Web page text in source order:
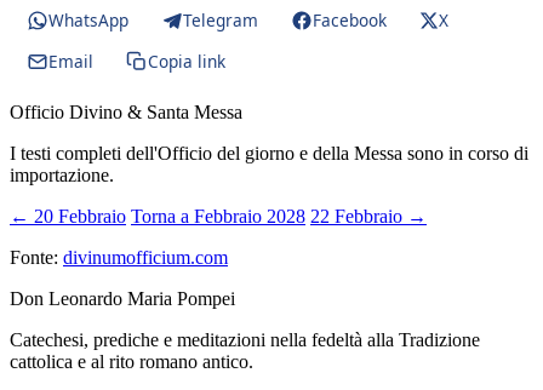
WhatsApp Telegram Facebook
X
Email
Copia link
Officio Divino & Santa Messa
I testi completi dell'Officio del giorno e della Messa sono in corso di
importazione.
← 20 Febbraio Torna a Febbraio 2028 22 Febbraio →
Fonte: divinumofficium.com
Don Leonardo Maria Pompei
Catechesi, prediche e meditazioni nella fedeltà alla Tradizione
cattolica e al rito romano antico.